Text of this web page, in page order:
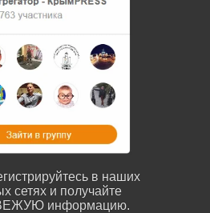
в наших
сетях и получайте
информацию.